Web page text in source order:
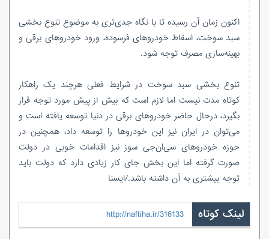
اکنون زمان آن رسیده تا با نگاه جدی‌تری به موضوع تنوع بخشی
سبد سوخت، اسقاط خودروهای فرسوده، ورود خودروهای برقی و
بهینه‌سازی مصرف توجه شود.
تنوع بخشی سبد سوخت در شرایط فعلی هرچند یک راهکار
کوتاه مدت نیست اما لازم است که بیش از پیش مورد توجه قرار
بگیرد، درحال حاضر خودروهای برقی در دنیا توسعه یافته است و
می‌توان در ایران نیز این خودروها را توسعه داد، همچنین در
حوزه خودروهای سی‌ان‌جی سوز نیز اقدامات خوبی در دولت
صورت گرفته اما این بخش جای کار زیادی دارد که دولت باید
توجه بیشتری به آن داشته باشد./ایسنا
لینک کوتاه http://naftiha.ir/316133